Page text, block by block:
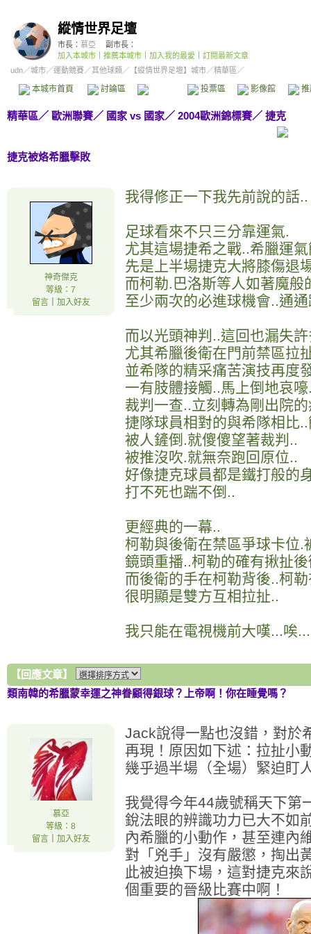
縱情世界足壇
市長： 慕亞
副市長：
加入本城市
推薦本城市 加入我的最愛
訂閱最新文章
udn／城市／運動競賽／其他球類 ／ 【縱情世界足壇】城市／精華區／
本城市首頁 討論區 精華區 投票區 影像館
精華區／ 歐洲聯賽／ 國家 vs 國家／ 2004歐洲錦標賽／ 捷克
捷克被烙希臘擊敗
神奇傑克
等級：7
留言｜ 加入好友
我得修正一下我先前說的話..
足球看來不只三分靠運氣.
尤其這場捷希之戰..希臘運
先是上半場捷克大將膝傷退
而柯勒.巴洛斯等人如著魔般
至少兩次的必進球機會..通
而以光頭神判..這回也漏失
尤其希臘後衛在門前禁區拉
並希隊的精采痛苦演技再度
一有肢體接觸..馬上倒地哀
裁判一查..立刻轉為剛出院
捷隊球員相對的與希隊相比
被人鏟倒.就傻傻望著裁判..
被推沒吹.就無奈跑回原位..
好像捷克球員都是鐵打般的
打不死也踹不倒..
更經典的一幕..
柯勒與後衛在禁區爭球卡位.
鏡頭重播..柯勒的確有揪扯
而後衛的手在柯勒背後..柯
很明顯是雙方互相拉扯..
我只能在電視機前大嘆...唉
【回應文章】
類南韓的希臘蒙幸運之神眷顧得銀球？上帝啊！你在睡覺嗎？
慕亞
等級：8
留言｜ 加入好友
Jack說得一點也沒錯，對於
再現！原因如下述：拉扯小
幾乎過半場（全場）緊迫
我覺得今年44歲號稱天下第
銳法眼的辨識功力已大不如
內希臘的小動作，甚至連內
對「兇手」沒有嚴懲，掏出
此被迫換下場，這對捷克來
個重要的晉級比賽中啊！